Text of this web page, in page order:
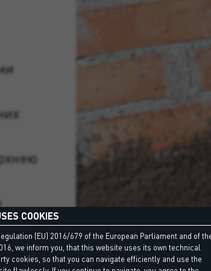
COOKIES
(EU) 2016/679 of the European Parliament and of
we inform you, that this website uses its own technical
cookies, so that you can navigate efficiently and use the